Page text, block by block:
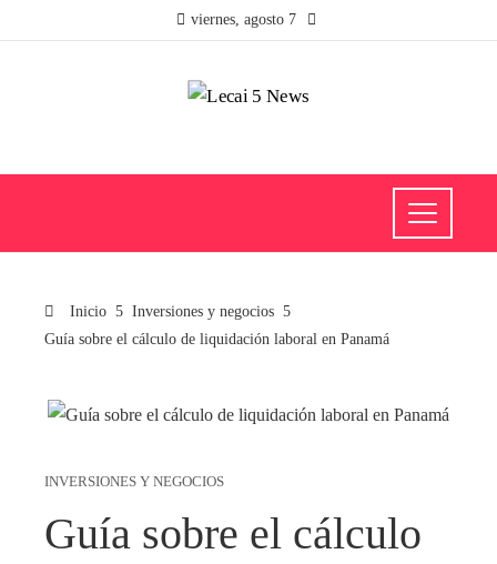
viernes, agosto 7
Inicio
Inversiones y negocios
Guía sobre el cálculo de liquidación laboral en Panamá
INVERSIONES Y NEGOCIOS
Guía sobre el cálculo